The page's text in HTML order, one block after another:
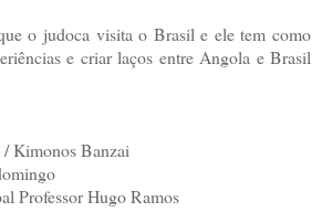
o judoca visita o Brasil e ele tem como
e criar laços entre Angola e Brasil
/ Kimonos Banzai
Professor Hugo Ramos